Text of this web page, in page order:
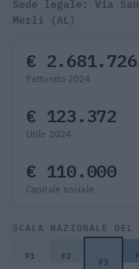
Sede legale: Via
Merli (AL)
€ 2.681.726
Fatturato 2024
€ 123.372
Utile 2024
€ 110.000
Capitale sociale
SCALA NAZIONALE DEL
F1 F2 F3